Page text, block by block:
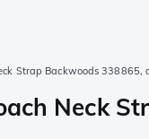
Strap Backwoods 338865,
Neck